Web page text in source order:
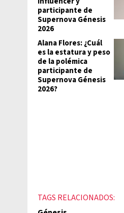
participante de
Supernova Génesis
2026
Alana Flores: ¿Cuál
es la estatura y peso
de la polémica
participante de
Supernova Génesis
2026?
TAGS RELACIONADOS: